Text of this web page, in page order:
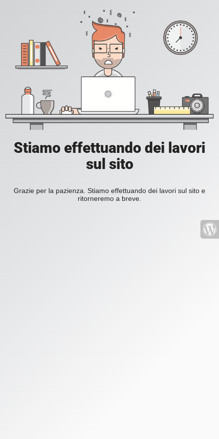
Stiamo effettuando dei lavori
sul sito
Grazie per la pazienza. Stiamo effettuando dei lavori sul sito e
ritorneremo a breve.